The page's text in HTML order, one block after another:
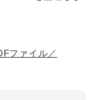
ファイル／